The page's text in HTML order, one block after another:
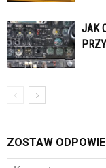
JAK
ZOSTAW